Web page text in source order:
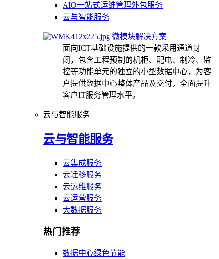
AIO一站式运维管理外包服务
云与智能服务
微模块解决方案
面向ICT基础设施提供的一款采用通道封
闭，包含工程预制的机柜、配电、制冷、监
控等功能单元的独立的小型数据中心，为客
户提供数据中心整体产品及交付，全面提升
客户IT服务管理水平。
云与智能服务
云与智能服务
云集成服务
云迁移服务
云运维服务
云运营服务
大数据服务
热门推荐
数据中心绿色节能